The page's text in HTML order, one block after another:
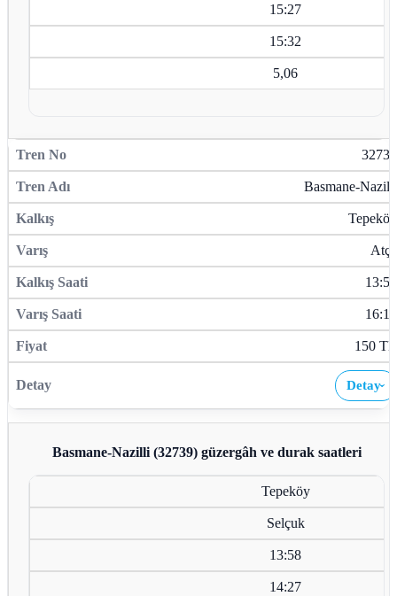
15:27
15:32
5,06
32739
Basmane-Nazilli
Tepeköy
Atça
13:58
16:18
150 TL
Detay›
Basmane-Nazilli (32739)güzergâh ve durak saatleri
Tepeköy
Selçuk
13:58
14:27